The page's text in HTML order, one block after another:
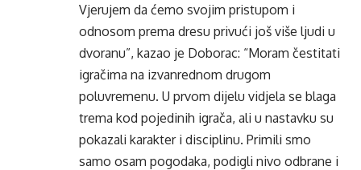
Vjerujem da ćemo svojim pristupom i
odnosom prema dresu privući još više ljudi u
dvoranu”, kazao je Doborac: “Moram čestitati
igračima na izvanrednom drugom
poluvremenu. U prvom dijelu vidjela se blaga
trema kod pojedinih igrača, ali u nastavku su
pokazali karakter i disciplinu. Primili smo
samo osam pogodaka, podigli nivo odbrane i